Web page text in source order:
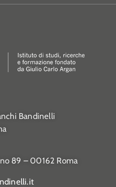
Bandinelli
89 – 00162 Roma